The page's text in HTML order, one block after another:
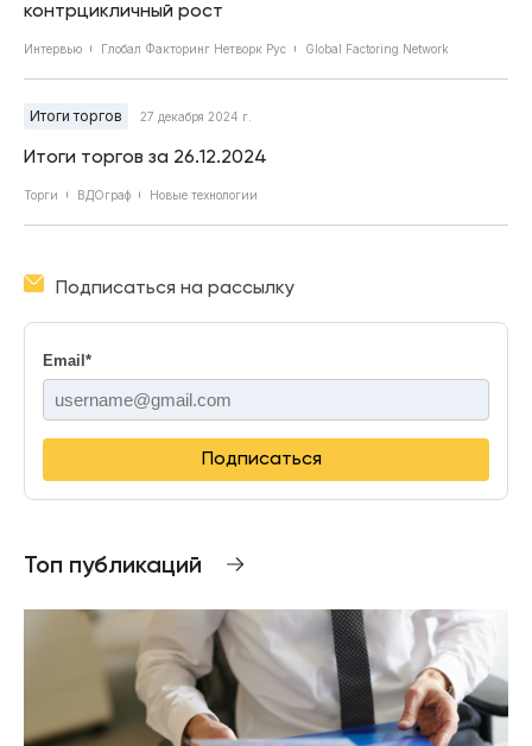
контрцикличный рост
Интервью Глобал Факторинг Нетворк Рус Global Factoring Network
Итоги торгов 27 декабря 2024 г.
Итоги торгов за 26.12.2024
Торги ВДОграф Новые технологии
Подписаться на рассылку
Email *
Подписаться
Топ публикаций